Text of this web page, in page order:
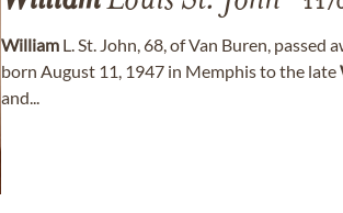
William L. St. John, 68, of Van Buren, passed
born August 11, 1947 in Memphis to the late
and...